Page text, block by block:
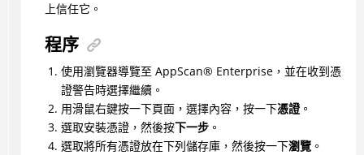
上信任它。
程序
使用瀏覽器導覽至 AppScan® Enterprise，並在收到憑
證警告時選擇繼續。
用滑鼠右鍵按一下頁面，選擇內容，按一下憑證。
選取安裝憑證，然後按下一步。
選取將所有憑證放在下列儲存庫，然後按一下瀏覽。